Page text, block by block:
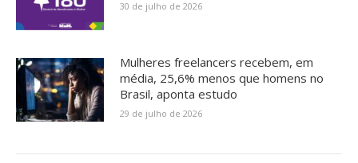
30 de julho de 2026
Mulheres freelancers recebem, em
média, 25,6% menos que homens no
Brasil, aponta estudo
29 de julho de 2026